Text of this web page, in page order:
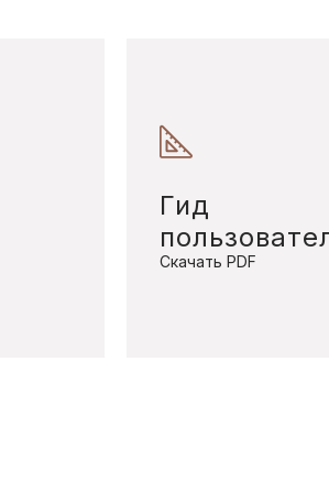
Гид
Скачать PDF